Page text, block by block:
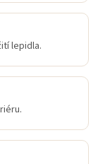
lepidla.